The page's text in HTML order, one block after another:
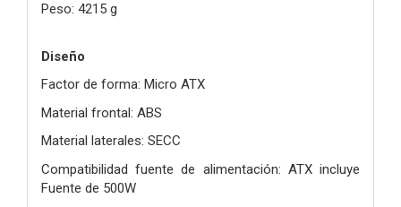
Peso: 4215 g
Diseño
Factor de forma: Micro ATX
Material frontal: ABS
Material laterales: SECC
Compatibilidad fuente de alimentación: ATX incluye
Fuente de 500W